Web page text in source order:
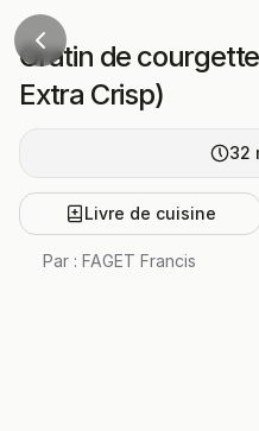
Gratin de
Extra Crisp)
32
Livre de cuisine
Par : FAGET Francis